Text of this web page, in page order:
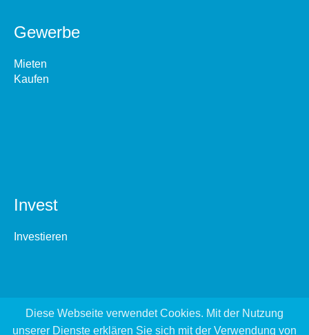
Gewerbe
Mieten
Kaufen
Invest
Investieren
Diese Webseite verwendet Cookies. Mit der Nutzung
unserer Dienste erklären Sie sich mit der Verwendung von